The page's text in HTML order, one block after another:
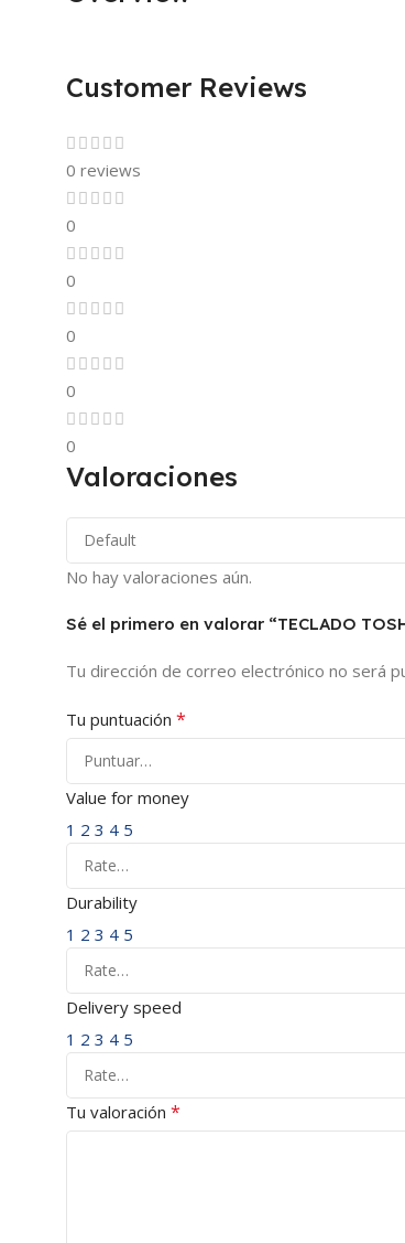
Customer Reviews
0 reviews
0
0
0
0
0
Valoraciones
No hay valoraciones aún.
Sé el primero en valorar “TECLADO
Tu dirección de correo electrónico no será
Tu puntuación *
Value for money
1 2 3 4 5
Durability
1 2 3 4 5
Delivery speed
1 2 3 4 5
Tu valoración *